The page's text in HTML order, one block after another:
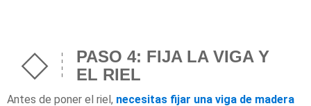
PASO 4: FIJA LA VIGA Y
EL RIEL
Antes de poner el riel, necesitas fijar una viga de madera